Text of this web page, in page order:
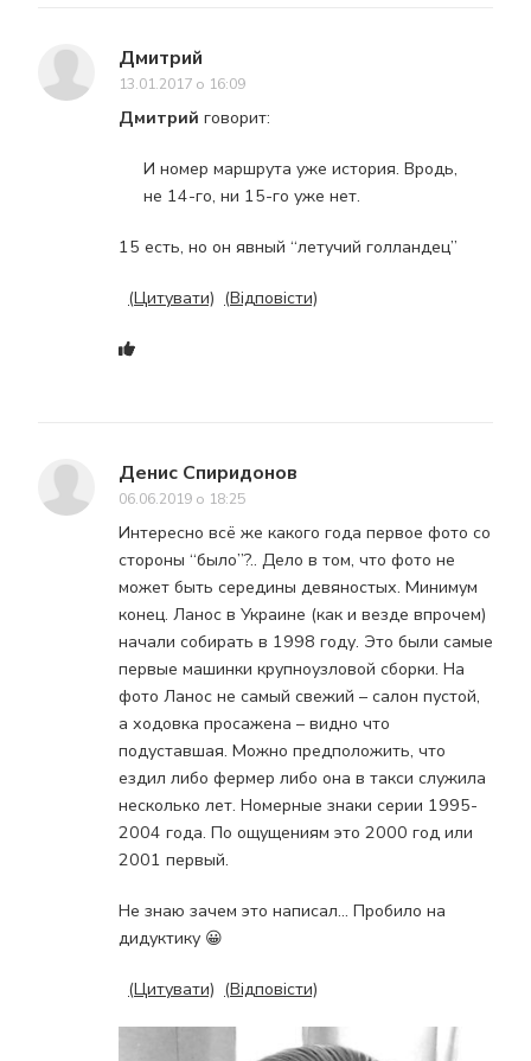
Дмитрий
13.01.2017 о 16:09
Дмитрий говорит:
И номер маршрута уже история. Вродь,
не 14-го, ни 15-го уже нет.
15 есть, но он явный “летучий голландец”
(Цитувати) (Відповісти)
Денис Спиридонов
06.06.2019 о 18:25
Интересно всё же какого года первое фото со
стороны “было”?.. Дело в том, что фото не
может быть середины девяностых. Минимум
конец. Ланос в Украине (как и везде впрочем)
начали собирать в 1998 году. Это были самые
первые машинки крупноузловой сборки. На
фото Ланос не самый свежий – салон пустой,
а ходовка просажена – видно что
подуставшая. Можно предположить, что
ездил либо фермер либо она в такси служила
несколько лет. Номерные знаки серии 1995-
2004 года. По ощущениям это 2000 год или
2001 первый.
Не знаю зачем это написал… Пробило на
дидуктику 😀
(Цитувати) (Відповісти)